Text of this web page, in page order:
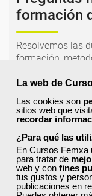
La web de
Las cookies son
sitios web que
recordar
¿Para qué las
En Cursos Femxa
para tratar de
web y con fines
tus gustos y
publicaciones en
formación
Resolvemos las
formación,
¿Qué nos
competencia?
¿Por qué
puede hacer